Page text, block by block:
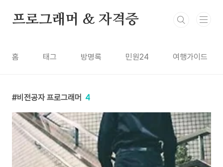
프로그래머 & 자격증
홈 태그 방명록 민원24 여행가이드
비전공자 프로그래머 4